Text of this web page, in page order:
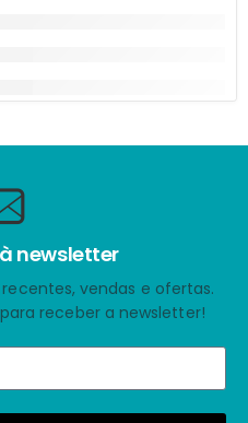
newsletter
vendas e ofertas.
receber a newsletter!